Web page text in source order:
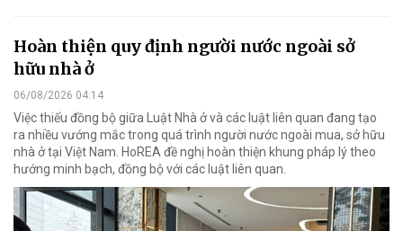
Hoàn thiện quy định người nước ngoài sở
hữu nhà ở
06/08/2026 04:14
Việc thiếu đồng bộ giữa Luật Nhà ở và các luật liên quan đang tạo
ra nhiều vướng mắc trong quá trình người nước ngoài mua, sở hữu
nhà ở tại Việt Nam. HoREA đề nghị hoàn thiện khung pháp lý theo
hướng minh bạch, đồng bộ với các luật liên quan.